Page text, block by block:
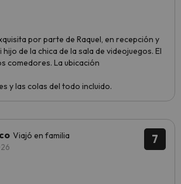
por parte de Raquel, en recepción y
de la chica de la sala de videojuegos. El
comedores. La ubicación
y las colas del todo incluido.
7
Viajó en familia